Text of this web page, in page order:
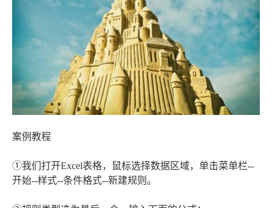
案例教程
①我们打开Excel表格，鼠标选择数据区域，单击菜单栏--
开始--样式--条件格式--新建规则。